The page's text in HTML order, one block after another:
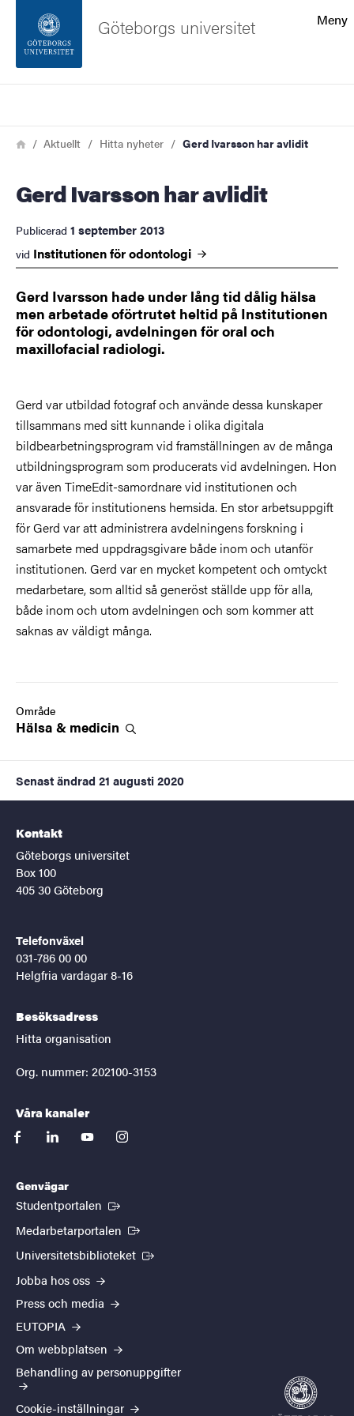
Sidfoten
Meny
Göteborgs universitet
Länkstig
HemAktuellt Hitta nyheter Gerd Ivarsson har avlidit
Gerd Ivarsson har avlidit
Publicerad 1 september 2013
vid Institutionen förodontologi
Gerd Ivarsson hade under lång tid dålig hälsa
men arbetade oförtrutet heltid på Institutionen
för odontologi, avdelningen för oral och
maxillofacial radiologi.
Gerd var utbildad fotograf och använde dessa kunskaper
tillsammans med sitt kunnande i olika digitala
bildbearbetningsprogram vid framställningen av de många
utbildningsprogram som producerats vid avdelningen. Hon
var även TimeEdit-samordnare vid institutionen och
ansvarade för institutionens hemsida. En stor arbetsuppgift
för Gerd var att administrera avdelningens forskning i
samarbete med uppdragsgivare både inom och utanför
institutionen. Gerd var en mycket kompetent och omtyckt
medarbetare, som alltid så generöst ställde upp för alla,
både inom och utom avdelningen och som kommer att
saknas av väldigt många.
Område
Hälsa & medicin
Senast ändrad 21 augusti 2020
Kontakt
Göteborgs universitet
Box 100
405 30 Göteborg
Telefonväxel
031-786 00 00
Helgfria vardagar 8-16
Besöksadress
Hitta organisation
Org. nummer: 202100-3153
Våra kanaler
facebooklinkedinyoutubeinstagram
Genvägar
Studentportalen (Extern länk)
Medarbetarportalen (Extern länk)
Universitetsbiblioteket (Extern länk)
Jobba hos oss
Press och media
EUTOPIA
Om webbplatsen
Behandling av personuppgifter
Cookie-inställningar